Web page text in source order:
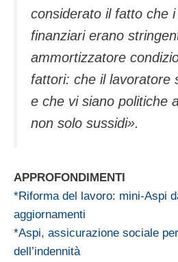
considerato il fatto che
finanziari erano
ammortizzatore
fattori: che il lavoratore
e che vi siano politiche
non solo sussidi».
APPROFONDIMENTI
*Riforma del lavoro: mini-Aspi
aggiornamenti
*Aspi, assicurazione sociale
dell’indennità